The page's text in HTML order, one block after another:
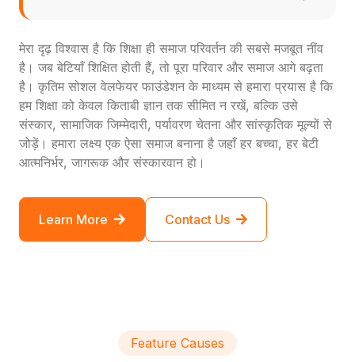
मेरा दृढ़ विश्वास है कि शिक्षा ही समाज परिवर्तन की सबसे मजबूत नींव
है। जब बेटियाँ शिक्षित होती हैं, तो पूरा परिवार और समाज आगे बढ़ता
है। कृतिम सोशल वेलफेयर फाउंडेशन के माध्यम से हमारा प्रयास है कि
हम शिक्षा को केवल किताबी ज्ञान तक सीमित न रखें, बल्कि उसे
संस्कार, सामाजिक जिम्मेदारी, पर्यावरण चेतना और सांस्कृतिक मूल्यों से
जोड़ें। हमारा लक्ष्य एक ऐसा समाज बनाना है जहाँ हर बच्चा, हर बेटी
आत्मनिर्भर, जागरूक और संस्कारवान हो।
Learn More Contact Us
Feature Causes